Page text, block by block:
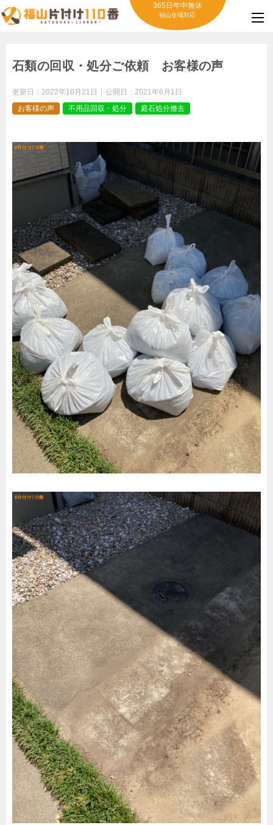
365日年中無休
福山全域対応
石類の回収・処分ご依頼 お客様の声
更新日： 2022年10月21日 公開日： 2021年6月1日
お客様の声
不用品回収・処分 庭石処分撤去